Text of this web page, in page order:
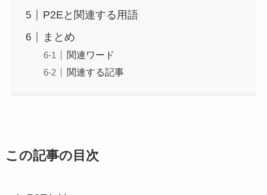
P2Eと関連する用語
まとめ
関連ワード
関連する記事
この記事の目次